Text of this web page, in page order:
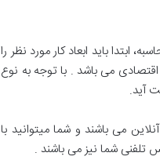
باید ابعاد کار مورد نظر را
می باشد . با توجه به نوع
آید.
می باشند و شما میتوانید با
تلفنی شما نیز می باشند .